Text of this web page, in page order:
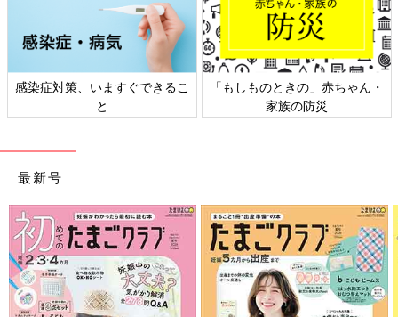
きの」赤ちゃん・
日本外来小児科学会リーフレッ
六星占術 細
最新号